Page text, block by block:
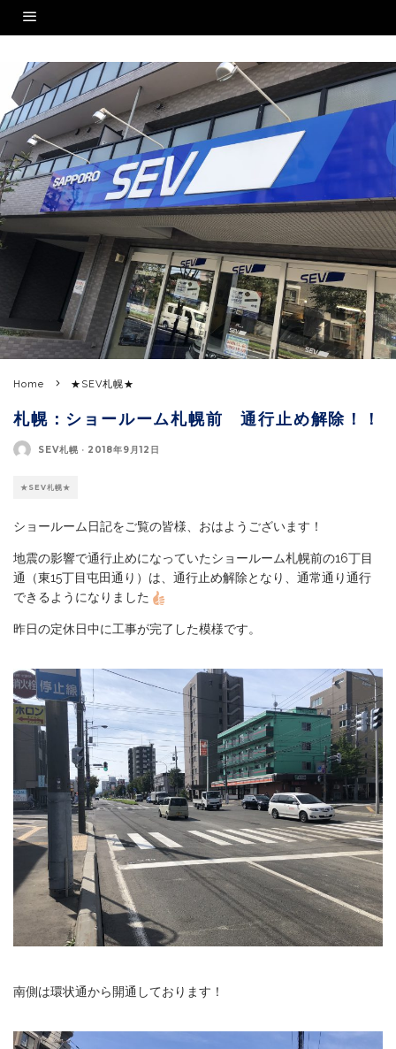
Home ★SEV札幌★
札幌：ショールーム札幌前 通行止め解除！！
SEV札幌 · 2018年9月12日
★SEV札幌★
ショールーム日記をご覧の皆様、おはようございます！
地震の影響で通行止めになっていたショールーム札幌前の16丁目
通（東15丁目屯田通り）は、通行止め解除となり、通常通り通行
できるようになりました
昨日の定休日中に工事が完了した模様です。
南側は環状通から開通しております！